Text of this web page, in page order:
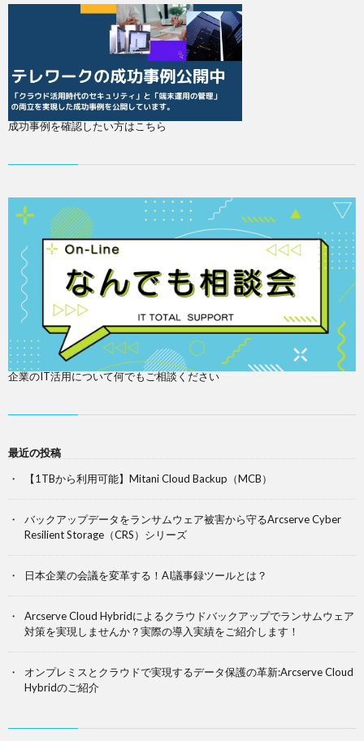
成功事例を確認したい方はこちら
企業のIT活用について何でもご相談ください
最近の投稿
【1TBから利用可能】Mitani Cloud Backup（MCB）
バックアップデータをランサムウェア被害から守るArcserve Cyber
Resilient Storage（CRS）シリーズ
日本企業の会議を変革する！AI議事録ツールとは？
Arcserve Cloud Hybridによるクラウドバックアップでランサムウェア
対策を実現しませんか？実際の導入実績をご紹介します！
オンプレミスとクラウドで実現するデータ保護の革新:Arcserve Cloud
Hybridのご紹介